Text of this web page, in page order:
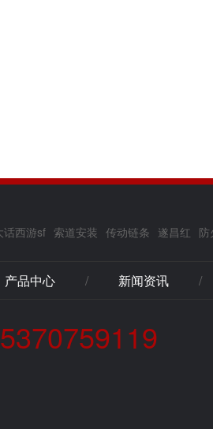
话西游sf 索道安装 传动链条 遂昌红
产品中心 / 新闻资讯 /